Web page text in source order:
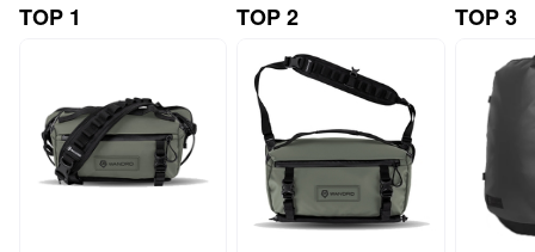
TOP 1
TOP 2 TOP 3